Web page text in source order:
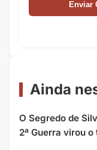
Ainda
O Segredo de
2ª Guerra virou o